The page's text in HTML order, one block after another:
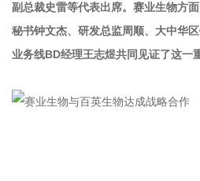
副总裁史雷等代表出席。赛业生物方
秘书钟文杰、研发总监周顺、大中华
业务线BD经理王志煜共同见证了这一